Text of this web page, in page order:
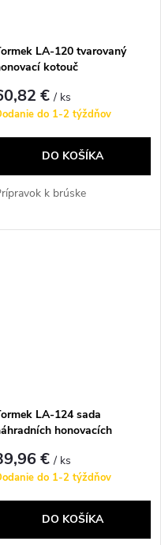
LA-120 tvarovaný
kotouč
€/ ks
do 1-2 týždňov
DO KOŠÍKA
k brúske
LA-124 sada
honovacích
€/ ks
do 1-2 týždňov
DO KOŠÍKA